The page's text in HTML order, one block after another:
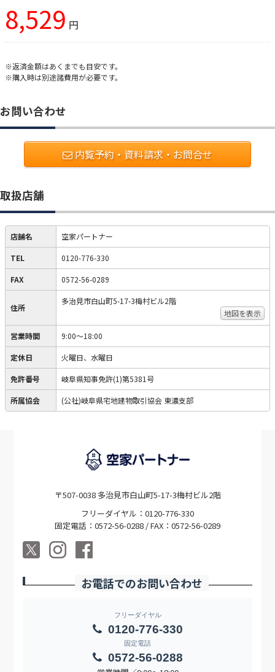
8,529 円
※返済金額はあくまでも目安です。
※購入時は別途諸費用が必要です。
お問い合わせ
内覧予約・資料請求・お問合せ
取扱店舗
店舗名 空家パートナー
TEL 0120-776-330
FAX 0572-56-0289
住所
多治見市白山町5-17-3梅村ビル2階
地図を表示
営業時間 9:00〜18:00
定休日 火曜日、水曜日
免許番号 岐阜県知事免許(1)第5381号
所属協会 (公社)岐阜県宅地建物取引協会 東濃支部
〒507-0038 多治見市白山町5-17-3梅村ビル2階
フリーダイヤル：0120-776-330
固定電話：0572-56-0288 / FAX：0572-56-0289
お電話でのお問い合わせ
フリーダイヤル
0120-776-330
固定電話
0572-56-0288